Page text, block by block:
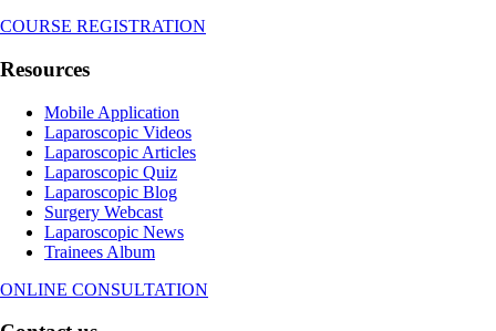
COURSE REGISTRATION
Resources
Mobile Application
Laparoscopic Videos
Laparoscopic Articles
Laparoscopic Quiz
Laparoscopic Blog
Surgery Webcast
Laparoscopic News
Trainees Album
ONLINE CONSULTATION